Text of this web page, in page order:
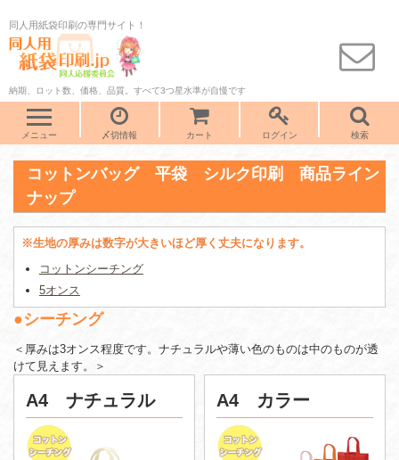
同人用紙袋印刷の専門サイト！
納期、ロット数、価格、品質。すべて3つ星水準が自慢です
メニュー 〆切情報 カート ログイン 検索
コットンバッグ 平袋 シルク印刷 商品ライン
ナップ
※生地の厚みは数字が大きいほど厚く丈夫になります。
コットンシーチング
5オンス
●シーチング
＜厚みは3オンス程度です。ナチュラルや薄い色のものは中のものが透
けて見えます。＞
A4 ナチュラル A4 カラー